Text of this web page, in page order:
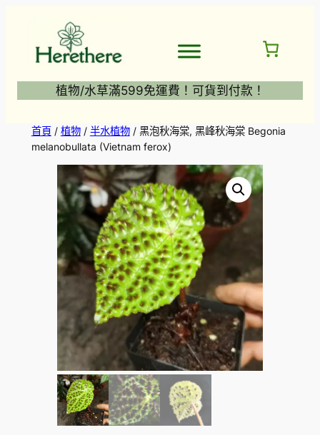
植物/水草滿599免運費！可貨到付款！
首頁/ 植物/ 半水植物/ 黑泡秋海棠, 黑峰秋海棠 Begonia
melanobullata (Vietnam ferox)